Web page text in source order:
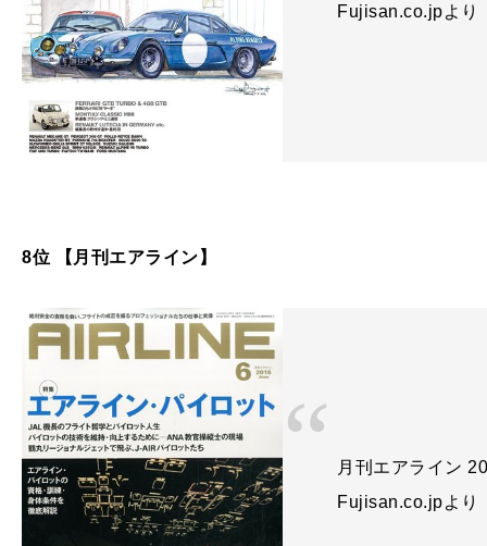
Fujisan.co.jpより
8位 【月刊エアライン】
月刊エアライン
Fujisan.co.jpより